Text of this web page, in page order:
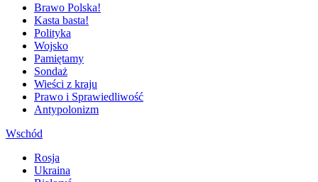
Brawo Polska!
Kasta basta!
Polityka
Wojsko
Pamiętamy
Sondaż
Wieści z kraju
Prawo i Sprawiedliwość
Antypolonizm
Wschód
Rosja
Ukraina